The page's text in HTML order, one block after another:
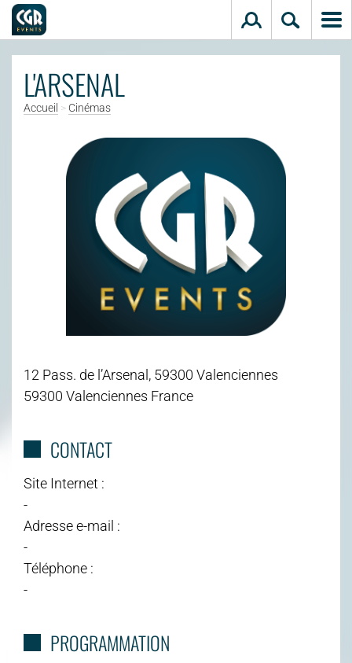
L'ARSENAL
Accueil > Cinémas
12 Pass. de l’Arsenal, 59300 Valenciennes
59300 Valenciennes France
CONTACT
Site Internet :
-
Adresse e-mail :
-
Téléphone :
-
PROGRAMMATION